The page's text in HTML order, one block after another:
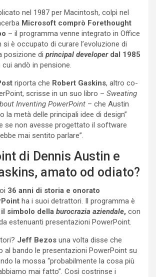
nel 1987 per Macintosh, colpì nel
Microsoft comprò Forethought
– il programma venne integrato in Office
si è occupato di curare l’evoluzione di
posizione di principal developerdal 1985
cui andò in pensione.
riporta che Robert Gaskins, altro co-
scrisse in un suo libro – Sweating
Inventing PowerPoint – che Austin
la metà delle principali idee di design”
se non avesse progettato il software
mai sentito parlare”.
di Dennis Austin e
amato od odiato?
36 anni di storia e onorato
ha i suoi detrattori. Il programma è
il simbolo della burocrazia aziendale, con
estenuanti presentazioni PowerPoint.
Jeff Bezos una volta disse che
al bando le presentazioni PowerPoint su
la mossa “probabilmente la cosa più
mai fatto”. Così costrinse i